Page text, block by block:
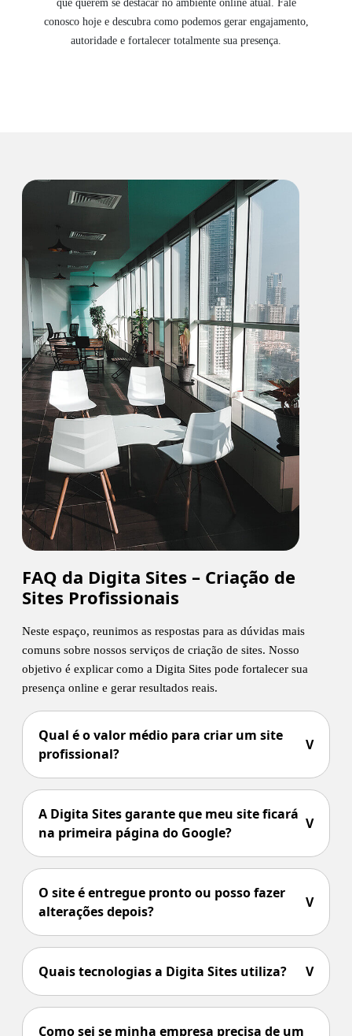
que querem se destacar no ambiente online atual. Fale
conosco hoje e descubra como podemos gerar engajamento,
autoridade e fortalecer totalmente sua presença.
FAQ da Digita Sites – Criação de
Sites Profissionais
Neste espaço, reunimos as respostas para as dúvidas mais
comuns sobre nossos serviços de criação de sites. Nosso
objetivo é explicar como a Digita Sites pode fortalecer sua
presença online e gerar resultados reais.
Qual é o valor médio para criar um site
profissional?
V
A Digita Sites garante que meu site ficará
na primeira página do Google?
V
O site é entregue pronto ou posso fazer
alterações depois?
V
Quais tecnologias a Digita Sites utiliza? V
Como sei se minha empresa precisa de um